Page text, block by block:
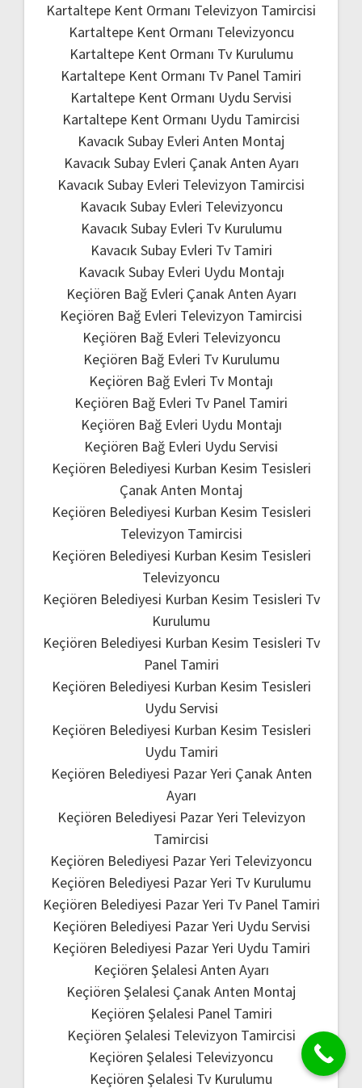
Kartaltepe Kent Ormanı Televizyon Tamircisi
Kartaltepe Kent Ormanı Televizyoncu
Kartaltepe Kent Ormanı Tv Kurulumu
Kartaltepe Kent Ormanı Tv Panel Tamiri
Kartaltepe Kent Ormanı Uydu Servisi
Kartaltepe Kent Ormanı Uydu Tamircisi
Kavacık Subay Evleri Anten Montaj
Kavacık Subay Evleri Çanak Anten Ayarı
Kavacık Subay Evleri Televizyon Tamircisi
Kavacık Subay Evleri Televizyoncu
Kavacık Subay Evleri Tv Kurulumu
Kavacık Subay Evleri Tv Tamiri
Kavacık Subay Evleri Uydu Montajı
Keçiören Bağ Evleri Çanak Anten Ayarı
Keçiören Bağ Evleri Televizyon Tamircisi
Keçiören Bağ Evleri Televizyoncu
Keçiören Bağ Evleri Tv Kurulumu
Keçiören Bağ Evleri Tv Montajı
Keçiören Bağ Evleri Tv Panel Tamiri
Keçiören Bağ Evleri Uydu Montajı
Keçiören Bağ Evleri Uydu Servisi
Keçiören Belediyesi Kurban Kesim Tesisleri
Çanak Anten Montaj
Keçiören Belediyesi Kurban Kesim Tesisleri
Televizyon Tamircisi
Keçiören Belediyesi Kurban Kesim Tesisleri
Televizyoncu
Keçiören Belediyesi Kurban Kesim Tesisleri Tv
Kurulumu
Keçiören Belediyesi Kurban Kesim Tesisleri Tv
Panel Tamiri
Keçiören Belediyesi Kurban Kesim Tesisleri
Uydu Servisi
Keçiören Belediyesi Kurban Kesim Tesisleri
Uydu Tamiri
Keçiören Belediyesi Pazar Yeri Çanak Anten
Ayarı
Keçiören Belediyesi Pazar Yeri Televizyon
Tamircisi
Keçiören Belediyesi Pazar Yeri Televizyoncu
Keçiören Belediyesi Pazar Yeri Tv Kurulumu
Keçiören Belediyesi Pazar Yeri Tv Panel Tamiri
Keçiören Belediyesi Pazar Yeri Uydu Servisi
Keçiören Belediyesi Pazar Yeri Uydu Tamiri
Keçiören Şelalesi Anten Ayarı
Keçiören Şelalesi Çanak Anten Montaj
Keçiören Şelalesi Panel Tamiri
Keçiören Şelalesi Televizyon Tamircisi
Keçiören Şelalesi Televizyoncu
Keçiören Şelalesi Tv Kurulumu